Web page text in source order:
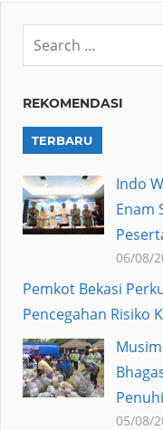
REKOMENDASI
TERBARU
Indo
Enam
06/08/
Pemkot Bekasi
Pencegahan Risiko
05/08/